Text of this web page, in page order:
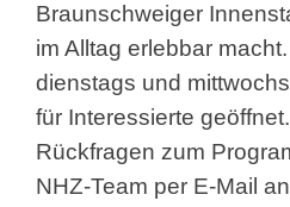
Braunschweiger
im Alltag erlebbar
dienstags und
für Interessierte geöffnet.
Rückfragen zum
NHZ-Team per E-Mail